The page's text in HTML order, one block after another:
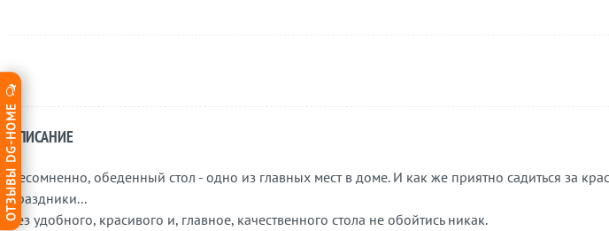
ОТЗЫВЫ DG-HOME
ОПИСАНИЕ
Несомненно, обеденный стол - одно из главных мест в доме. И как же приятно садиться за
праздники...
Без удобного, красивого и, главное, качественного стола не обойтись никак.